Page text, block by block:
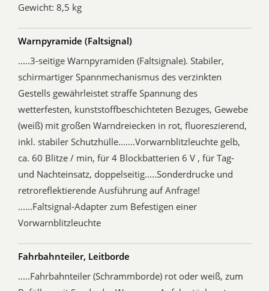
Gewicht: 8,5 kg
Warnpyramide (Faltsignal)
.....3-seitige Warnpyramiden (Faltsignale). Stabiler,
schirmartiger Spannmechanismus des verzinkten
Gestells gewährleistet straffe Spannung des
wetterfesten, kunststoffbeschichteten Bezuges, Gewebe
(weiß) mit großen Warndreiecken in rot, fluoreszierend,
inkl. stabiler Schutzhülle.......Vorwarnblitzleuchte gelb,
ca. 60 Blitze / min, für 4 Blockbatterien 6 V , für Tag-
und Nachteinsatz, doppelseitig.....Sonderdrucke und
retroreflektierende Ausführung auf Anfrage!
......Faltsignal-Adapter zum Befestigen einer
Vorwarnblitzleuchte
Fahrbahnteiler, Leitborde
.....Fahrbahnteiler (Schrammborde) rot oder weiß, zum